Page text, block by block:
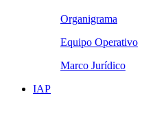
Organigrama
Equipo Operativo
Marco Jurídico
IAP